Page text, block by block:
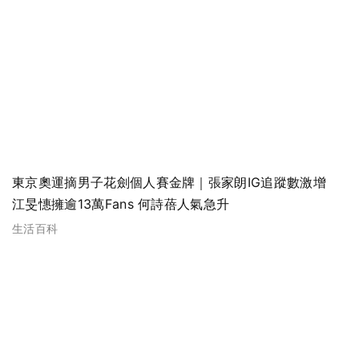
東京奧運摘男子花劍個人賽金牌｜張家朗IG追蹤數激增
江旻憓擁逾13萬Fans 何詩蓓人氣急升
生活百科